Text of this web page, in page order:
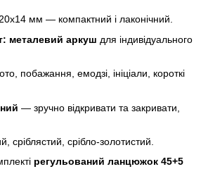
мм — компактний і лаконічний.
металевий аркуш для індивідуального
побажання, емодзі, ініціали, короткі
— зручно відкривати та закривати,
сріблястий, срібло-золотистий.
регульований ланцюжок 45+5